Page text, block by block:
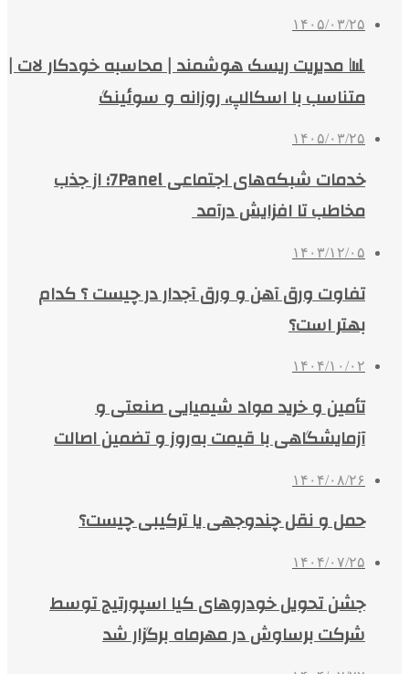
۱۴۰۵/۰۳/۲۵
📊 مدیریت ریسک هوشمند | محاسبه خودکار لات |
متناسب با اسکالپ، روزانه و سوئینگ
۱۴۰۵/۰۳/۲۵
خدمات شبکه‌های اجتماعی 7Panel؛ از جذب
مخاطب تا افزایش درآمد
۱۴۰۳/۱۲/۰۵
تفاوت ورق آهن و ورق آجدار در چیست ؟ کدام
بهتر است؟
۱۴۰۴/۱۰/۰۲
تأمین و خرید مواد شیمیایی صنعتی و
آزمایشگاهی با قیمت به‌روز و تضمین اصالت
۱۴۰۴/۰۸/۲۶
حمل و نقل چندوجهی یا ترکیبی چیست؟
۱۴۰۴/۰۷/۲۵
جشن تحویل خودروهای کیا اسپورتیج توسط
شرکت برساوش در مهرماه برگزار شد